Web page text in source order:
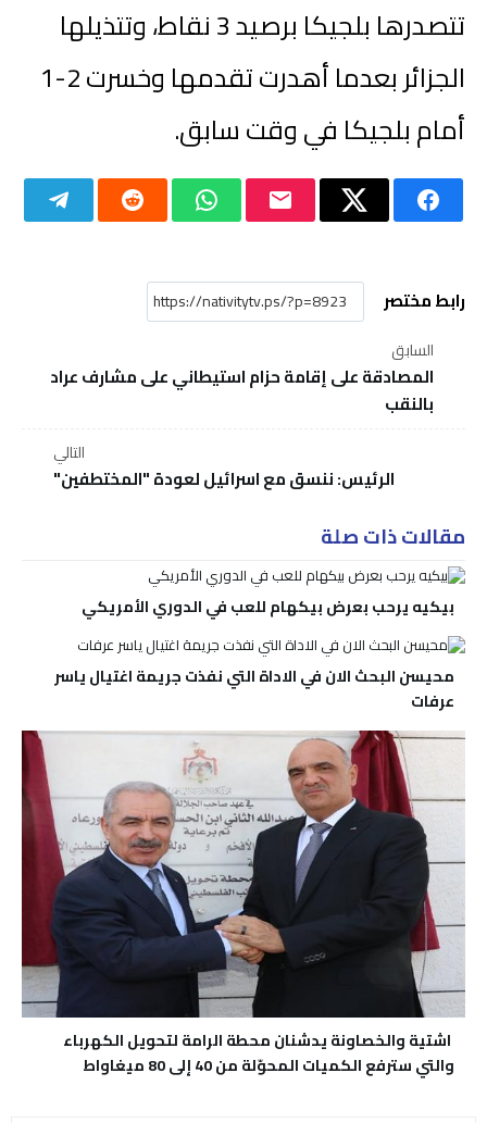
تتصدرها بلجيكا برصيد 3 نقاط، وتتذيلها
الجزائر بعدما أهدرت تقدمها وخسرت 2-1
أمام بلجيكا في وقت سابق.
رابط مختصر
السابق
المصادقة على إقامة حزام استيطاني على مشارف عراد
بالنقب
التالي
الرئيس: ننسق مع اسرائيل لعودة "المختطفين"
مقالات ذات صلة
بيكيه يرحب بعرض بيكهام للعب في الدوري الأمريكي
محيسن البحث الان في الاداة التي نفذت جريمة اغتيال ياسر
عرفات
اشتية والخصاونة يدشنان محطة الرامة لتحويل الكهرباء
والتي سترفع الكميات المحوّلة من 40 إلى 80 ميغاواط